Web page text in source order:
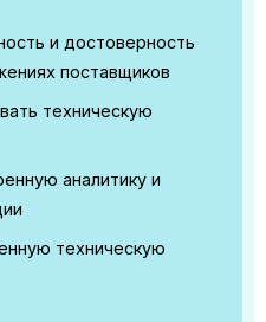
и достоверность
поставщиков
техническую
аналитику и
техническую